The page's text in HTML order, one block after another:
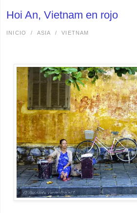
Hoi An, Vietnam en rojo
INICIO / ASIA / VIETNAM